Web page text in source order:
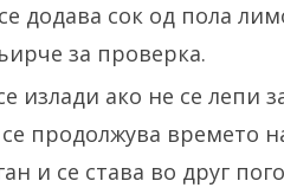
додава сок од пола
за проверка.
излади ако не се лепи
се продолжува времето
и се става во друг